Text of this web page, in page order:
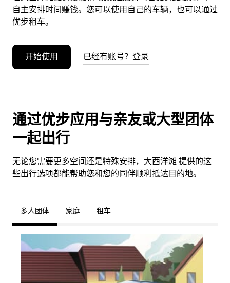
自主安排时间赚钱。您可以使用自己的车辆，也可以通过
优步租车。
开始使用 已经有账号？登录
通过优步应用与亲友或大型团体
一起出行
无论您需要更多空间还是特殊安排，大西洋滩 提供的这
些出行选项都能帮助您和您的同伴顺利抵达目的地。
多人团体 家庭 租车